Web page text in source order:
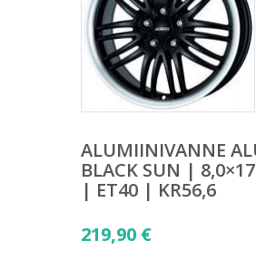
ALUMIINIVANNE
BLACK SUN |
| ET40 | KR56,6
219,90 €